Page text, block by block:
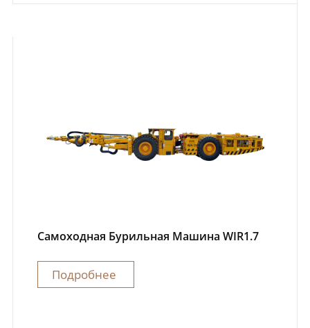
Самоходная Бурильная Машина WIR1.7
Подробнее